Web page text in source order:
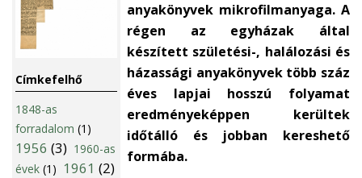
Címkefelhő
1848-as
forradalom (1)
1956 (3) 1960-as
évek (1) 1961 (2)
anyakönyvek mikrofilmanyaga. A
régen az egyházak által
készített születési-, halálozási és
házassági anyakönyvek több száz
éves lapjai hosszú folyamat
eredményeképpen kerültek
időtálló és jobban kereshető
formába.